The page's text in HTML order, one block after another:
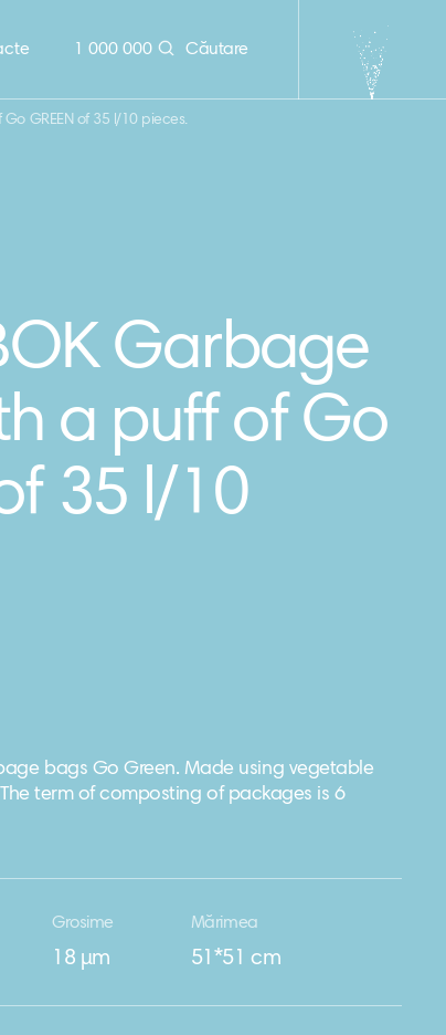
1 000 000 Căutare
GREEN of 35 l/10 pieces.
Garbage
a puff of Go
35 l/10
bags Go Green. Made using vegetable
term of composting of packages is 6
Grosime
18 μm
Mărimea
51*51 cm